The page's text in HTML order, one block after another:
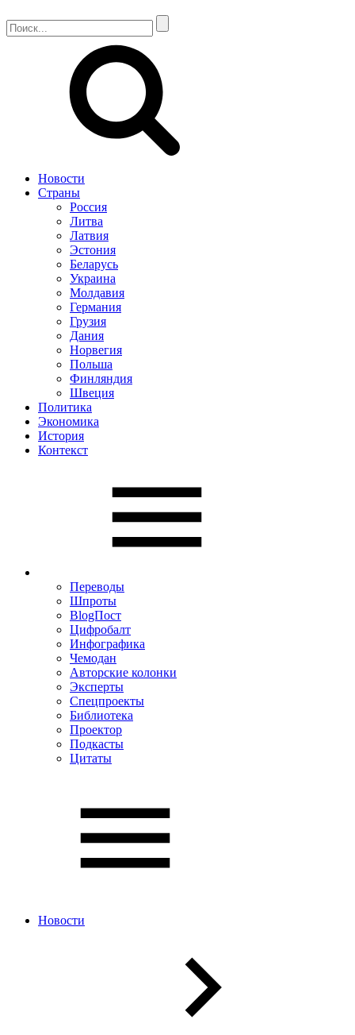
Новости
Страны
Россия
Литва
Латвия
Эстония
Беларусь
Украина
Молдавия
Германия
Грузия
Дания
Норвегия
Польша
Финляндия
Швеция
Политика
Экономика
История
Контекст
Переводы
Шпроты
BlogПост
Цифробалт
Инфографика
Чемодан
Авторские колонки
Эксперты
Спецпроекты
Библиотека
Проектор
Подкасты
Цитаты
Новости